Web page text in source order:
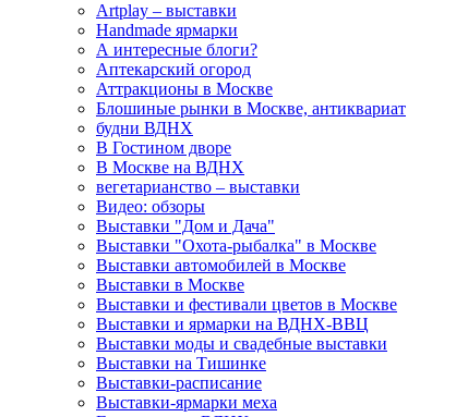
Artplay – выставки
Handmade ярмарки
А интересные блоги?
Аптекарский огород
Аттракционы в Москве
Блошиные рынки в Москве, антиквариат
будни ВДНХ
В Гостином дворе
В Москве на ВДНХ
вегетарианство – выставки
Видео: обзоры
Выставки "Дом и Дача"
Выставки "Охота-рыбалка" в Москве
Выставки автомобилей в Москве
Выставки в Москве
Выставки и фестивали цветов в Москве
Выставки и ярмарки на ВДНХ-ВВЦ
Выставки моды и свадебные выставки
Выставки на Тишинке
Выставки-расписание
Выставки-ярмарки меха